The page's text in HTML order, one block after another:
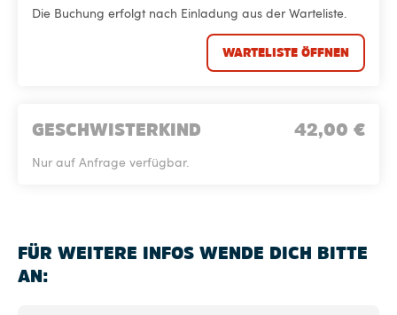
FÜR WEITERE INFOS WENDE DICH BITTE
AN:
Die Buchung erfolgt nach Einladung aus der Warteliste.
WARTELISTE ÖFFNEN
GESCHWISTERKIND 42,00 €
Nur auf Anfrage verfügbar.